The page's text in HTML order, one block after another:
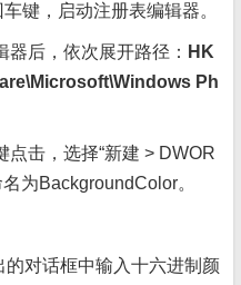
键，启动注册表编辑器。
后，依次展开路径： HK
Ph
击，选择“新建 > DWOR
为BackgroundColor。
对话框中输入十六进制颜